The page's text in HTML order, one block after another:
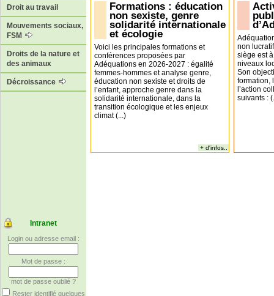
Droit au travail
Mouvements sociaux,
FSM
Droits de la nature et
des animaux
Décroissance
Intranet
Login ou adresse email :
Mot de passe :
mot de passe oublié ?
Rester identifié quelques
Formations : éducation
non sexiste, genre
solidarité internationale
et écologie
Voici les principales formations et
conférences proposées par
Adéquations en 2026-2027 : égalité
femmes-hommes et analyse genre,
éducation non sexiste et droits de
l’enfant, approche genre dans la
solidarité internationale, dans la
transition écologique et les enjeux
climat (...)
+ d'infos..
non
siège est
niveaux
Son
formation,
l’action
suivants :